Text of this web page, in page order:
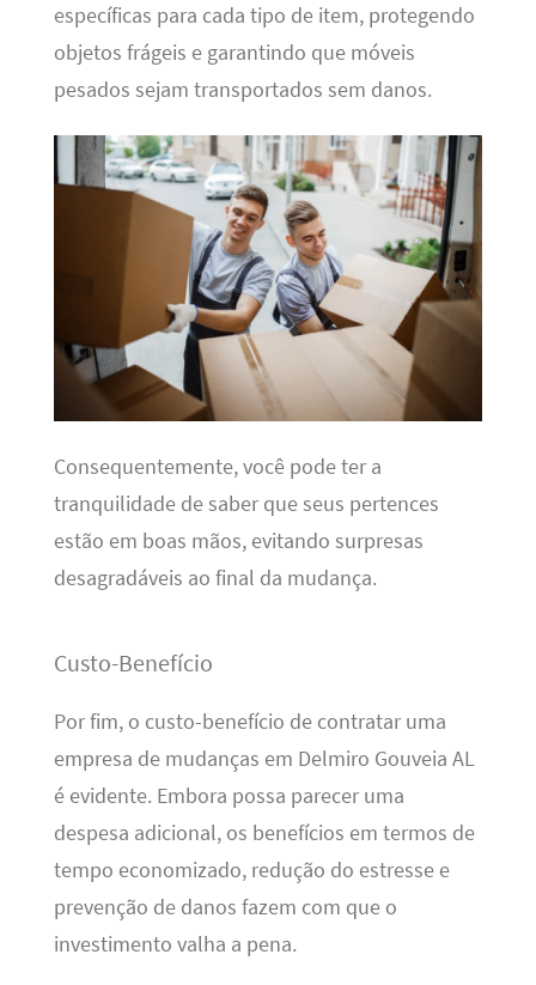
específicas para cada tipo de item, protegendo
objetos frágeis e garantindo que móveis
pesados sejam transportados sem danos.
Consequentemente, você pode ter a
tranquilidade de saber que seus pertences
estão em boas mãos, evitando surpresas
desagradáveis ao final da mudança.
Custo-Benefício
Por fim, o custo-benefício de contratar uma
empresa de mudanças em Delmiro Gouveia AL
é evidente. Embora possa parecer uma
despesa adicional, os benefícios em termos de
tempo economizado, redução do estresse e
prevenção de danos fazem com que o
investimento valha a pena.